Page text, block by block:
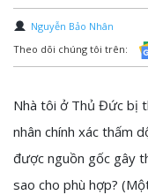
Nguyễn Bảo Nhân
Theo dõi chúng tôi trên:
Nhà tôi ở Thủ Đức bị
nhân chính xác thấm
được nguồn gốc gây
sao cho phù hợp?